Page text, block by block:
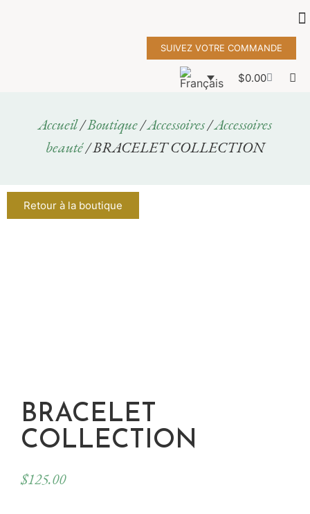
SUIVEZ VOTRE COMMANDE
$0.00
Accueil/Boutique/Accessoires/Accessoires
beauté/ BRACELET COLLECTION
Retour à la boutique
BRACELET
COLLECTION
$125.00